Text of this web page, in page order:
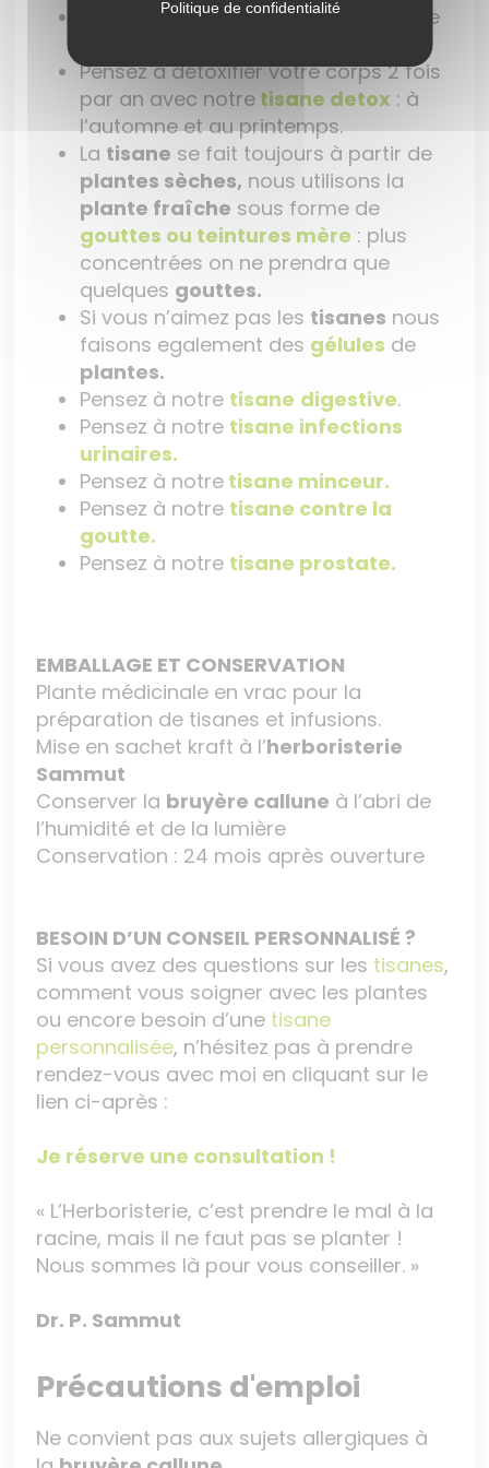
Toutes lesplantess’utilisent en cure
Pensez à détoxifier votre corps 2 fois
par an avec notre tisane detox : à
l’automne et au printemps.
La tisane se fait toujours à partir de
plantes sèches, nous utilisons la
plante fraîche sous forme de
gouttes ou teintures mère : plus
concentrées on ne prendra que
quelques gouttes.
Si vous n’aimez pas les tisanes nous
faisons egalement des gélules de
plantes.
Pensez à notre tisane digestive.
Pensez à notre tisane infections
urinaires.
Pensez à notre tisane minceur.
Pensez à notre tisane contre la
goutte.
Pensez à notre tisane prostate.
EMBALLAGE ET CONSERVATION
Plante médicinale en vrac pour la
préparation de tisanes et infusions.
Mise en sachet kraft à l’herboristerie
Sammut
Conserver la bruyère callune à l’abri de
l’humidité et de la lumière
Conservation : 24 mois après ouverture
BESOIN D’UN CONSEIL PERSONNALISÉ ?
Si vous avez des questions sur les tisanes,
comment vous soigner avec les plantes
ou encore besoin d’une tisane
personnalisée, n’hésitez pas à prendre
rendez-vous avec moi en cliquant sur le
lien ci-après :
Je réserve une consultation !
« L’Herboristerie, c’est prendre le mal à la
racine, mais il ne faut pas se planter !
Nous sommes là pour vous conseiller. »
Dr. P. Sammut
Précautions d'emploi
Ne convient pas aux sujets allergiques à
Politique de confidentialité